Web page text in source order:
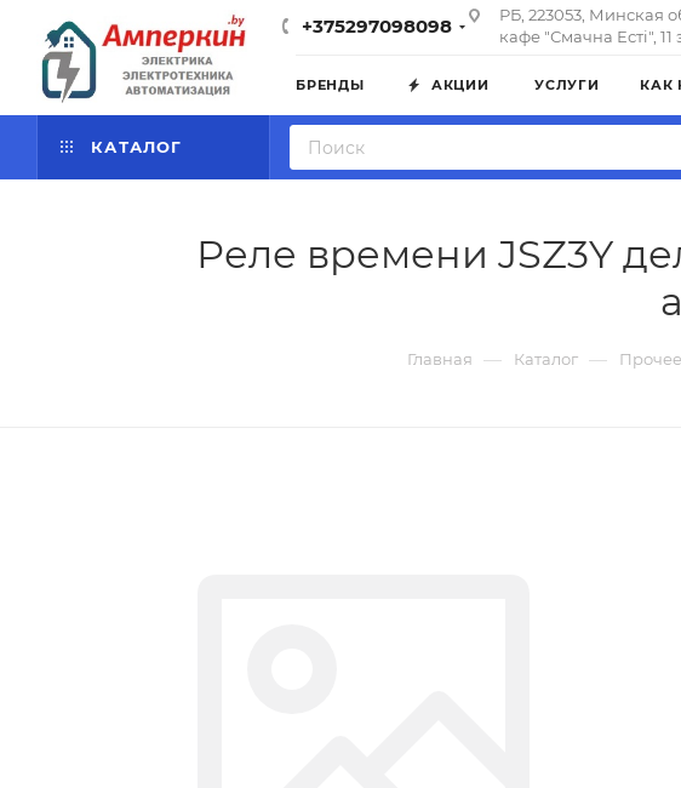
+375297098098
РБ, 223053, Минская
кафе "Смачна Естi", 11
БРЕНДЫ АКЦИИ УСЛУГИ КАК
КАТАЛОГ
Реле времени JSZ3Y
Главная — Каталог — Прочее